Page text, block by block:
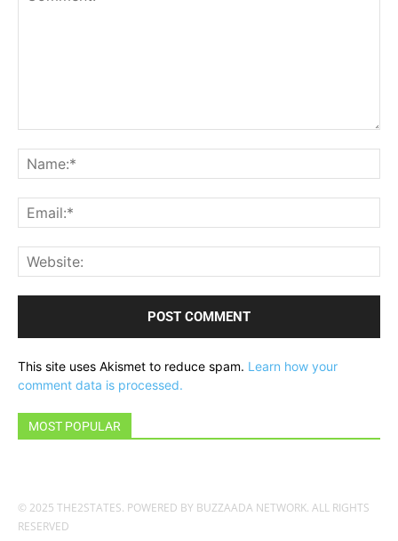
This site uses Akismet to reduce spam. Learn how your
comment data is processed.
MOST POPULAR
© 2025 THE2STATES. POWERED BY BUZZAADA NETWORK. ALL RIGHTS
RESERVED